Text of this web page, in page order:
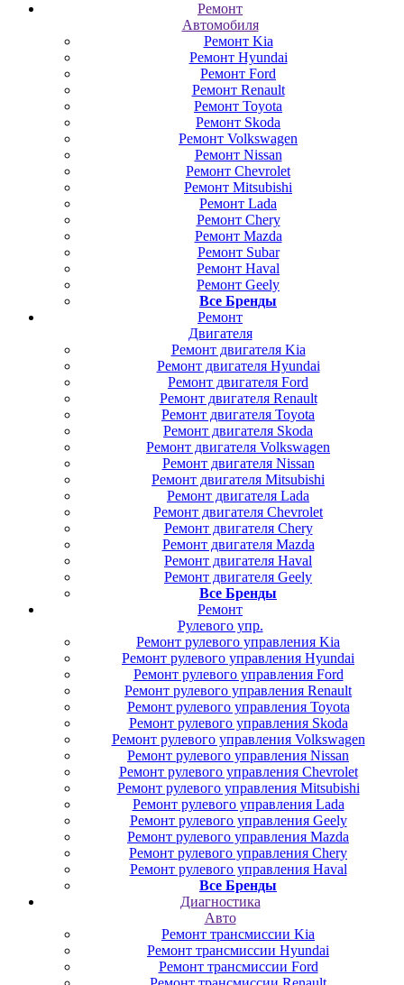
Ремонт
Автомобиля
Ремонт Kia
Ремонт Hyundai
Ремонт Ford
Ремонт Renault
Ремонт Toyota
Ремонт Skoda
Ремонт Volkswagen
Ремонт Nissan
Ремонт Chevrolet
Ремонт Mitsubishi
Ремонт Lada
Ремонт Chery
Ремонт Mazda
Ремонт Subar
Ремонт Haval
Ремонт Geely
Все Бренды
Ремонт
Двигателя
Ремонт двигателя Kia
Ремонт двигателя Hyundai
Ремонт двигателя Ford
Ремонт двигателя Renault
Ремонт двигателя Toyota
Ремонт двигателя Skoda
Ремонт двигателя Volkswagen
Ремонт двигателя Nissan
Ремонт двигателя Mitsubishi
Ремонт двигателя Lada
Ремонт двигателя Chevrolet
Ремонт двигателя Chery
Ремонт двигателя Mazda
Ремонт двигателя Haval
Ремонт двигателя Geely
Все Бренды
Ремонт
Рулевого упр.
Ремонт рулевого управления Kia
Ремонт рулевого управления Hyundai
Ремонт рулевого управления Ford
Ремонт рулевого управления Renault
Ремонт рулевого управления Toyota
Ремонт рулевого управления Skoda
Ремонт рулевого управления Volkswagen
Ремонт рулевого управления Nissan
Ремонт рулевого управления Chevrolet
Ремонт рулевого управления Mitsubishi
Ремонт рулевого управления Lada
Ремонт рулевого управления Geely
Ремонт рулевого управления Mazda
Ремонт рулевого управления Chery
Ремонт рулевого управления Haval
Все Бренды
Диагностика
Авто
Ремонт трансмиссии Kia
Ремонт трансмиссии Hyundai
Ремонт трансмиссии Ford